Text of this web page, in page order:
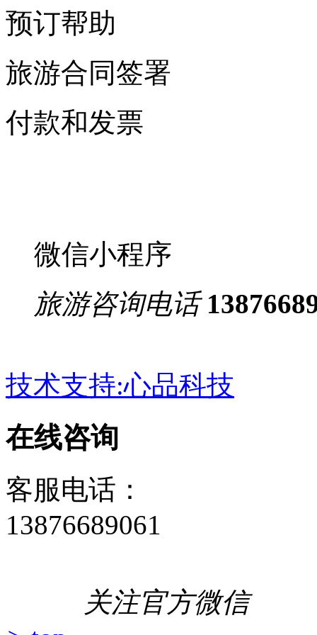
预订帮助
旅游合同签署
付款和发票
微信小程序
旅游咨询电话
技术支持:心品科技
在线咨询
客服电话：
13876689061
关注官方微信